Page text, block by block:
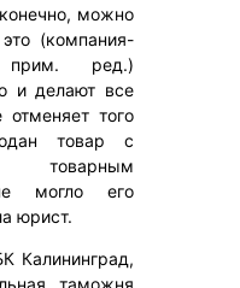
можно
(компания-
прим. ред.)
и делают все
того
товар с
товарным
могло его
юрист.
Калининград,
таможня